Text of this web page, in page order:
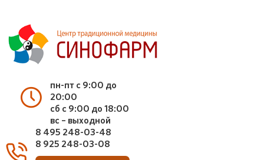
пн-пт с 9:00 до
20:00
сб с 9:00 до 18:00
вс – выходной
8 495 248-03-48
8 925 248-03-08